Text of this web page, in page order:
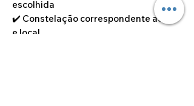
escolhida
✔️ Constelação correspondente ao dia
e local